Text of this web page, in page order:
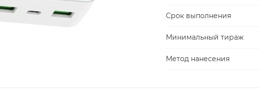
Срок выполнения
Минимальный тираж
Метод нанесения